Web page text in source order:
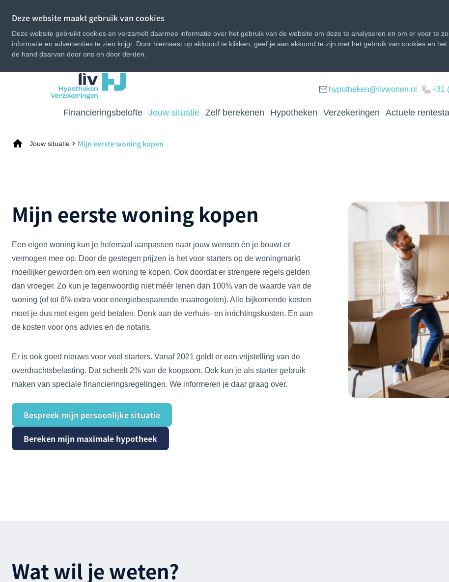
Deze website maakt gebruik van cookies
Deze website gebruikt cookies en verzamelt daarmee informatie over het gebruik van de website om deze te analyseren en om er voor te
informatie en advertenties te zien krijgt. Door hiernaast op akkoord te klikken, geef je aan akkoord te zijn met het gebruik van cookies en
de hand daarvan door ons en door derden.
hypotheken@livwonen.nl +31
Financieringsbelofte Jouw situatie Zelf berekenen Hypotheken Verzekeringen Actuele
Jouw situatie Mijn eerste woning kopen
Mijn eerste woning kopen
Een eigen woning kun je helemaal aanpassen naar jouw wensen én je bouwt er
vermogen mee op. Door de gestegen prijzen is het voor starters op de woningmarkt
moeilijker geworden om een woning te kopen. Ook doordat er strengere regels gelden
dan vroeger. Zo kun je tegenwoordig niet méér lenen dan 100% van de waarde van de
woning (of tot 6% extra voor energiebesparende maatregelen). Alle bijkomende kosten
moet je dus met eigen geld betalen. Denk aan de verhuis- en inrichtingskosten. En aan
de kosten voor ons advies en de notaris.
Er is ook goed nieuws voor veel starters. Vanaf 2021 geldt er een vrijstelling van de
overdrachtsbelasting. Dat scheelt 2% van de koopsom. Ook kun je als starter gebruik
maken van speciale financieringsregelingen. We informeren je daar graag over.
Bespreek mijn persoonlijke situatie
Bereken mijn maximale hypotheek
Wat wil je weten?